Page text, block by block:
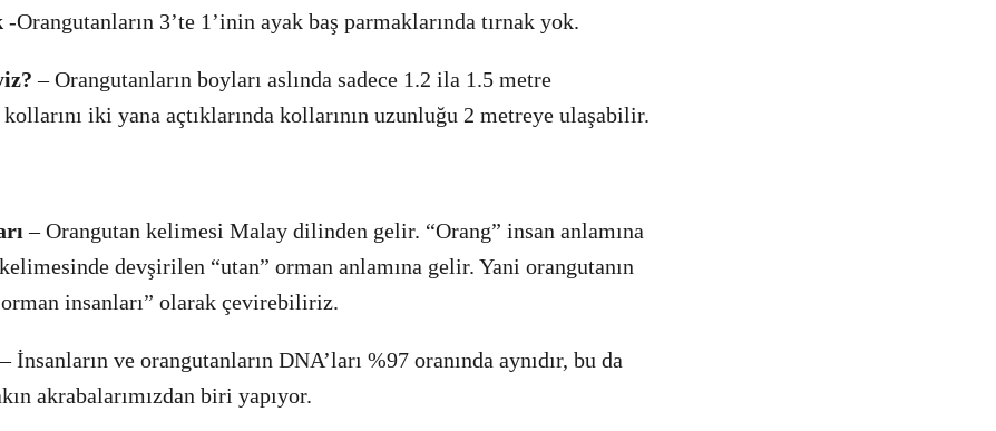
-Orangutanların 3’te 1’inin ayak baş parmaklarında tırnak yok.
– Orangutanların boyları aslında sadece 1.2 ila 1.5 metre
kollarını iki yana açtıklarında kollarının uzunluğu 2 metreye ulaşabilir.
– Orangutan kelimesi Malay dilinden gelir. “Orang” insan anlamına
devşirilen “utan” orman anlamına gelir. Yani orangutanın
insanları” olarak çevirebiliriz.
– İnsanların ve orangutanların DNA’ları %97 oranında aynıdır, bu da
akrabalarımızdan biri yapıyor.